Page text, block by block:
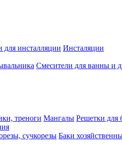
для инсталляции Инсталяции
Смесители для ванны и
треноги Мангалы Решетки для
сучкорезы Баки